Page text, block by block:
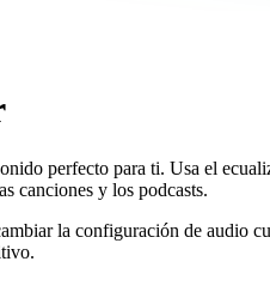
perfecto para ti. Usa el
canciones y los podcasts.
la configuración de audio